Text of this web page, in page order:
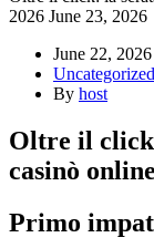
2026 June 23, 2026
June 22, 2026
Uncategorized
By host
Oltre il
casinò online
Primo